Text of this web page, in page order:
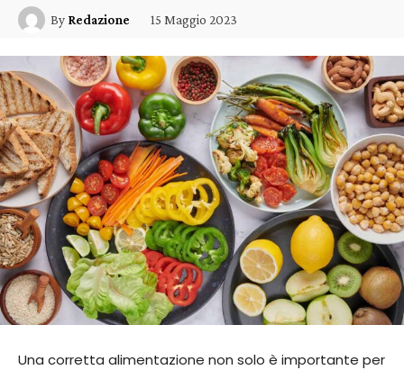
By Redazione 15 Maggio 2023
Una corretta alimentazione non solo è importante per